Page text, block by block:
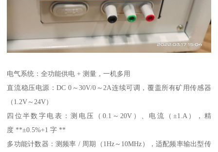
电气系统：全功能供电 + 测量，一机多用
直流稳压电源：DC 0～30V/0～2A连续可调，覆盖所有矿用传感器
（1.2V～24V）
四位半数字电表：测电压（0.1～20V）、电流（±1.A），精
度 **±0.5%+1 字 **
多功能计数器：测频率 / 周期（1Hz～10MHz），适配频率输出型传